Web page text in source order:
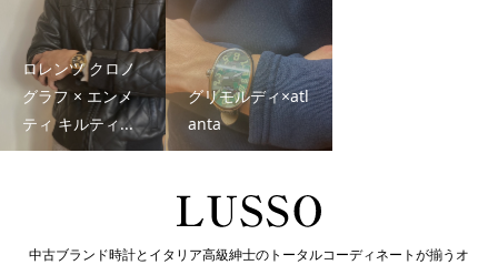
ロレンツ クロノ
グラフ × エンメ
ティ キルティ...
グリモルディ×atl
anta
中古ブランド時計とイタリア高級紳士のトータルコーディネートが揃うオ